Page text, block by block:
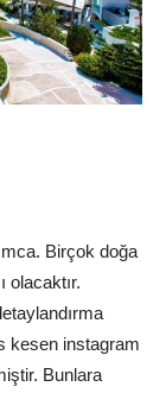
Birçok doğa
olacaktır.
kesen instagram
Bunlara